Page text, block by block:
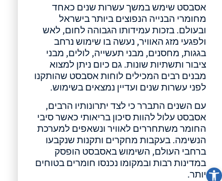
אסבסט שימש במשך עשרות שנים כאחד
מחומרי הבנייה הנפוצים ביותר בישראל
ובעולם. בזכות עמידותו הגבוהה לחום, לאש
ולפגעי מזג האוויר, נעשה בו שימוש נרחב
בגגות, מחסנים, מבני תעשייה, לולים, מבני
ציבור ותשתיות שונות. גם כיום ניתן למצוא
מבנים רבים המכילים לוחות אסבסט שהותקנו
לפני עשרות שנים ועדיין נמצאים בשימוש.
עם השנים התברר כי לצד יתרונותיו הרבים,
אסבסט עלול להוות סיכון בריאותי כאשר סיבי
החומר משתחררים לאוויר ונשאפים למערכת
הנשימה. בעקבות מחקרים ותקנות שנקבעו
ברחבי העולם, השימוש באסבסט הופסק
במדינות רבות ובמקומו נכנסו חומרים בטוחים
יותר.
פתח סרגל נגישות